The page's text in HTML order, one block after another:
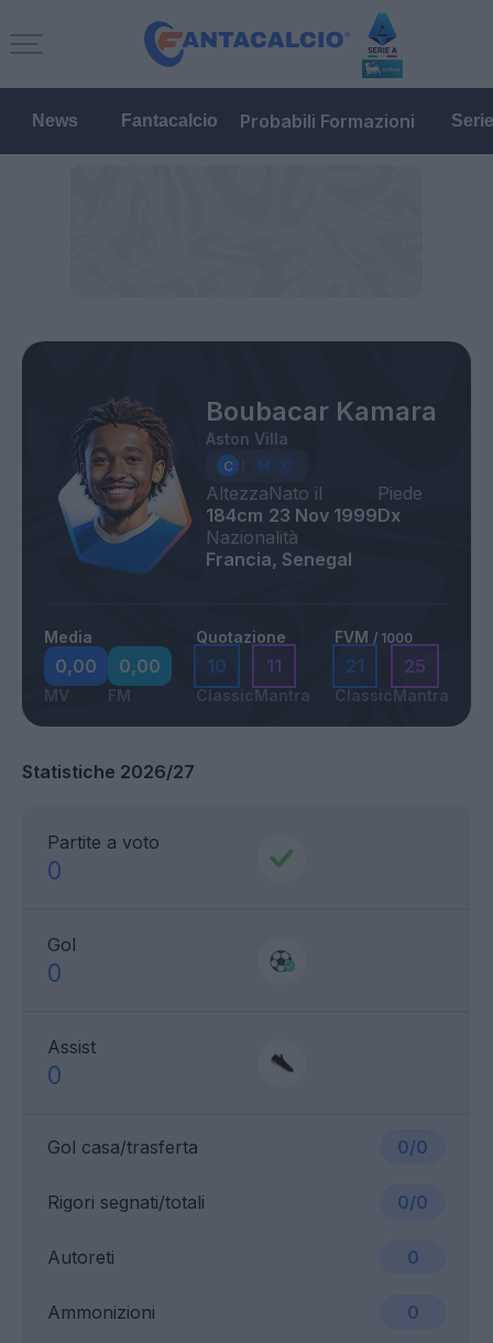
News Fantacalcio Probabili Formazioni
Boubacar Kamara
Aston Villa
Altezza
184cm
Nato il
23 Nov 1999
Piede
Dx
Nazionalità
Francia, Senegal
Media
0,00
MV
0,00
FM
Quotazione
10
Classic
11
Mantra
FVM / 1000
21
Classic
25
Mantra
Statistiche 2026/27
Partite a voto
0
Gol
0
Assist
0
Gol casa/trasferta 0/0
Ammonizioni 0
Rigori segnati/totali 0/0
Autoreti 0